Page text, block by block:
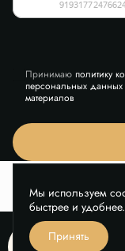
Принимаю политику
персональных данных
материалов
© ЖК "КУЛЬТУРА",
Мы используем
быстрее и удобнее.
Принять